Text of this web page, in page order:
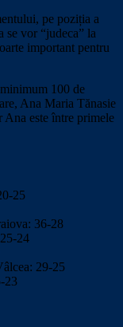
pe poziția a
se vor “judeca” la
important pentru
100 de
Ana Maria Tănasie
Ana este între primele
25
36-28
24
29-25
23